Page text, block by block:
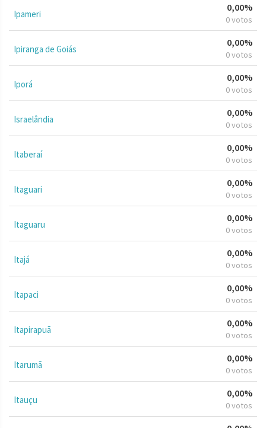
Ipameri
0,00%
0 votos
Ipiranga de Goiás
0,00%
0 votos
Iporá
0,00%
0 votos
Israelândia
0,00%
0 votos
Itaberaí
0,00%
0 votos
Itaguari
0,00%
0 votos
Itaguaru
0,00%
0 votos
Itajá
0,00%
0 votos
Itapaci
0,00%
0 votos
Itapirapuã
0,00%
0 votos
Itarumã
0,00%
0 votos
Itauçu
0,00%
0 votos